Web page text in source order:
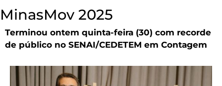
MinasMov 2025
Terminou ontem quinta-feira (30) com recorde
de público no SENAI/CEDETEM em Contagem